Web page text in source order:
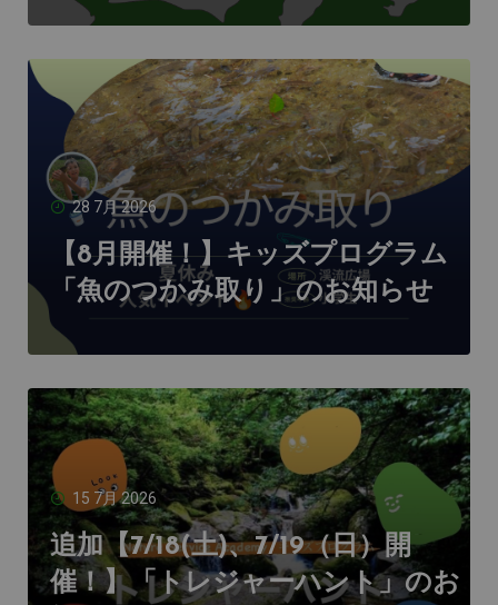
28 7月 2026
【8月開催！】キッズプログラム
「魚のつかみ取り」のお知らせ
15 7月 2026
追加【7/18(土)、7/19（日）開
催！】「トレジャーハント」のお